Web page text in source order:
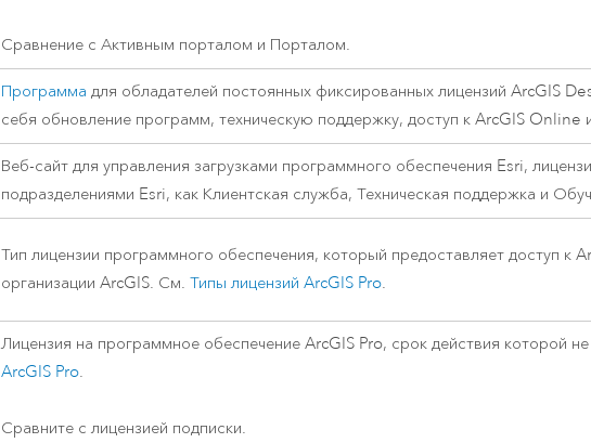
Сравнение с Активным порталом и Порталом.
Программа для обладателей постоянных фиксированных лицензийArcGIS
себя обновление программ, техническую поддержку, доступ кArcGIS Online
Веб-сайт для управления загрузками программного обеспечения Esri,
подразделениями Esri, как Клиентская служба, Техническая поддержка и
Тип лицензии программного обеспечения, который предоставляет доступ к
организации ArcGIS. См.Типы лицензийArcGIS Pro.
Лицензия на программное обеспечениеArcGIS Pro, срок действия которой
ArcGIS Pro.
Сравните с лицензией подписки.